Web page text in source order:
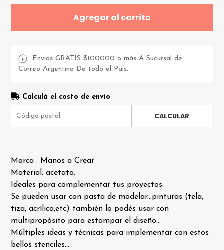
Agregar al carrito
Envíos GRATIS $100000 o más A Sucursal de
Correo Argentino De todo el País.
Calculá el costo de envío
CALCULAR
Marca : Manos a Crear
Material: acetato.
Ideales para complementar tus proyectos.
Se pueden usar con pasta de modelar...pinturas (tela,
tiza, acrílica,etc) también lo podés usar con
multipropósito para estampar el diseño...
Múltiples ideas y técnicas para implementar con estos
bellos stenciles...